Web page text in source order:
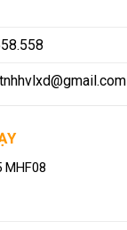
MHF08